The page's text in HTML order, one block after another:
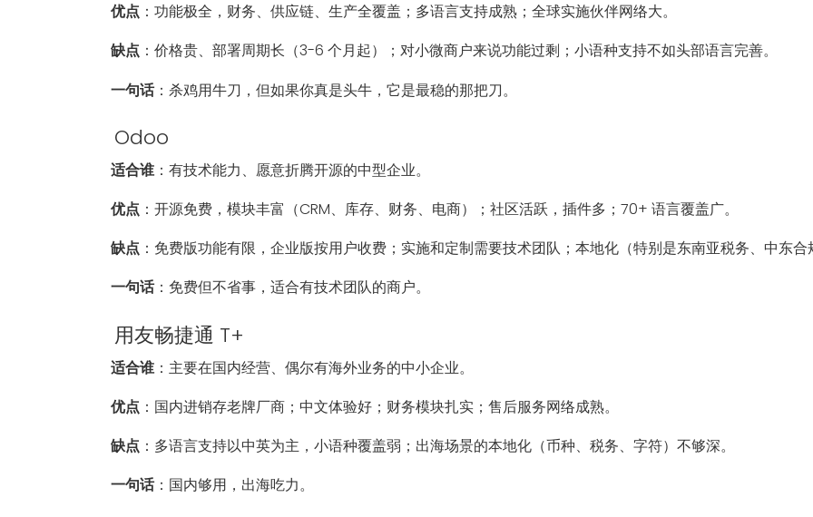
优点 ：功能极全，财务、供应链、生产全覆盖；多语言支持成熟；全球实施伙伴网络大。
缺点 ：价格贵、部署周期长（3-6 个月起）；对小微商户来说功能过剩；小语种支持不如头部语言完善。
一句话：杀鸡用牛刀，但如果你真是头牛，它是最稳的那把刀。
Odoo
适合谁 ：有技术能力、愿意折腾开源的中型企业。
优点 ：开源免费，模块丰富（CRM、库存、财务、电商）；社区活跃，插件多；70+ 语言覆盖广。
缺点 ：免费版功能有限，企业版按用户收费；实施和定制需要技术团队；本地化（特别是东南亚税务、中东
一句话：免费但不省事，适合有技术团队的商户。
用友畅捷通 T+
适合谁 ：主要在国内经营、偶尔有海外业务的中小企业。
优点 ：国内进销存老牌厂商；中文体验好；财务模块扎实；售后服务网络成熟。
缺点 ：多语言支持以中英为主，小语种覆盖弱；出海场景的本地化（币种、税务、字符）不够深。
一句话：国内够用，出海吃力。